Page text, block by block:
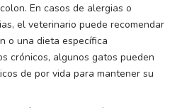
En casos de alergias o
el veterinario puede recomendar
o una dieta específica
crónicos, algunos gatos pueden
de por vida para mantener su